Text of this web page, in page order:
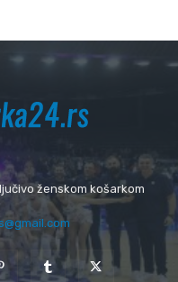
ženskom košarkom